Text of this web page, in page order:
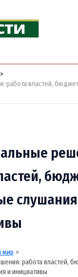
работа властей,
мир
работа властей,
и инициативы